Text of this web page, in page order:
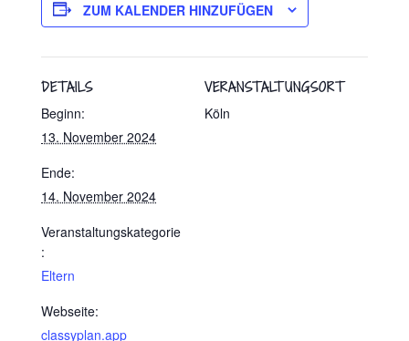
ZUM KALENDER HINZUFÜGEN
DETAILS
Beginn:
13. November 2024
Ende:
14. November 2024
Veranstaltungskategorie
:
Eltern
Webseite:
classyplan.app
VERANSTALTUNGSORT
Köln